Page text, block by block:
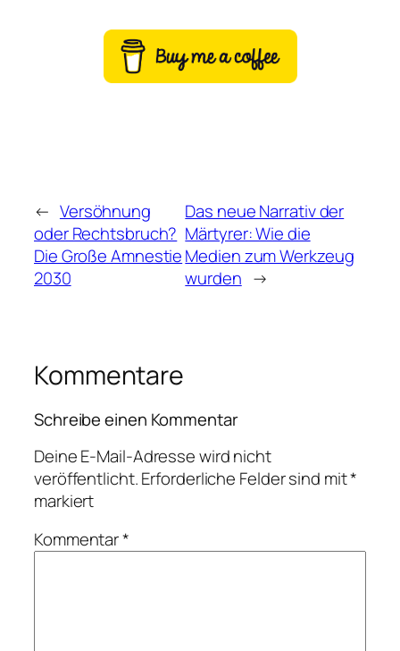
← Versöhnung
oder Rechtsbruch?
Die Große Amnestie
2030
Das neue Narrativ der
Märtyrer: Wie die
Medien zum Werkzeug
wurden →
Kommentare
Schreibe einen Kommentar
Deine E-Mail-Adresse wird nicht
veröffentlicht.Erforderliche Felder sind mit*
markiert
Kommentar*